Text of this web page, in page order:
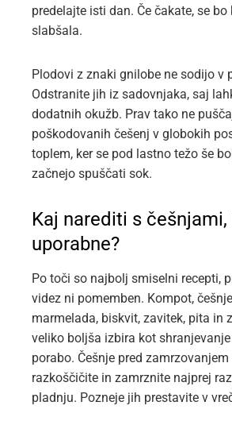
predelajte isti dan. Če čakate, se
slabšala.
Plodovi z znaki gnilobe ne sodijo v
Odstranite jih iz sadovnjaka, saj
dodatnih okužb. Prav tako ne
poškodovanih češenj v globokih
toplem, ker se pod lastno težo še
začnejo spuščati sok.
Kaj narediti s češnjami,
uporabne?
Po toči so najbolj smiselni recepti,
videz ni pomemben. Kompot,
marmelada, biskvit, zavitek, pita in
veliko boljša izbira kot
porabo. Češnje pred
razkoščičite in zamrznite najprej
pladnju. Pozneje jih prestavite v